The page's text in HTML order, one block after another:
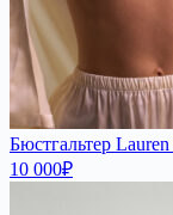
Бюстгальтер
10 000₽